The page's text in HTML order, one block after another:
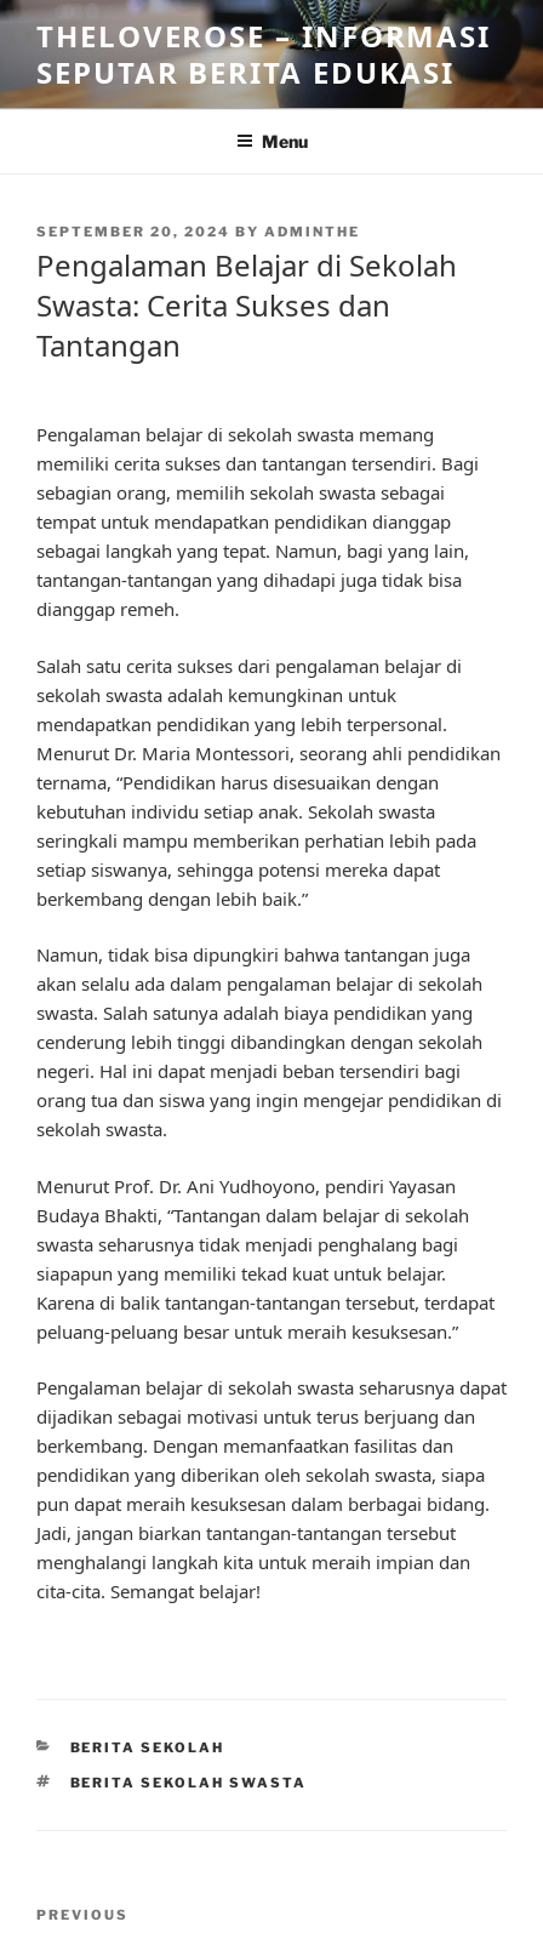
Skip
content
THELOVEROSE – INFORMASI
SEPUTAR BERITA EDUKASI
Menu
POSTED
SEPTEMBER 20, 2024 BY ADMINTHE
Pengalaman Belajar di Sekolah
Swasta: Cerita Sukses dan
Tantangan
Pengalaman belajar di sekolah swasta memang
memiliki cerita sukses dan tantangan tersendiri. Bagi
sebagian orang, memilih sekolah swasta sebagai
tempat untuk mendapatkan pendidikan dianggap
sebagai langkah yang tepat. Namun, bagi yang lain,
tantangan-tantangan yang dihadapi juga tidak bisa
dianggap remeh.
Salah satu cerita sukses dari pengalaman belajar di
sekolah swasta adalah kemungkinan untuk
mendapatkan pendidikan yang lebih terpersonal.
Menurut Dr. Maria Montessori, seorang ahli pendidikan
ternama, “Pendidikan harus disesuaikan dengan
kebutuhan individu setiap anak. Sekolah swasta
seringkali mampu memberikan perhatian lebih pada
setiap siswanya, sehingga potensi mereka dapat
berkembang dengan lebih baik.”
Namun, tidak bisa dipungkiri bahwa tantangan juga
akan selalu ada dalam pengalaman belajar di sekolah
swasta. Salah satunya adalah biaya pendidikan yang
cenderung lebih tinggi dibandingkan dengan sekolah
negeri. Hal ini dapat menjadi beban tersendiri bagi
orang tua dan siswa yang ingin mengejar pendidikan di
sekolah swasta.
Menurut Prof. Dr. Ani Yudhoyono, pendiri Yayasan
Budaya Bhakti, “Tantangan dalam belajar di sekolah
swasta seharusnya tidak menjadi penghalang bagi
siapapun yang memiliki tekad kuat untuk belajar.
Karena di balik tantangan-tantangan tersebut, terdapat
peluang-peluang besar untuk meraih kesuksesan.”
Pengalaman belajar di sekolah swasta seharusnya dapat
dijadikan sebagai motivasi untuk terus berjuang dan
berkembang. Dengan memanfaatkan fasilitas dan
pendidikan yang diberikan oleh sekolah swasta, siapa
pun dapat meraih kesuksesan dalam berbagai bidang.
Jadi, jangan biarkan tantangan-tantangan tersebut
menghalangi langkah kita untuk meraih impian dan
cita-cita. Semangat belajar!
CATEGORIES
BERITA SEKOLAH
TAGS
BERITA SEKOLAH SWASTA
Previous
PREVIOUS